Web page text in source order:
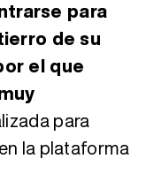
para
de su
el que
para
la plataforma